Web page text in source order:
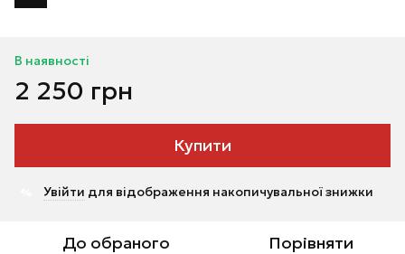
В наявності
2 250 грн
Купити
Увійти для відображення накопичувальної знижки
До обраного Порівняти